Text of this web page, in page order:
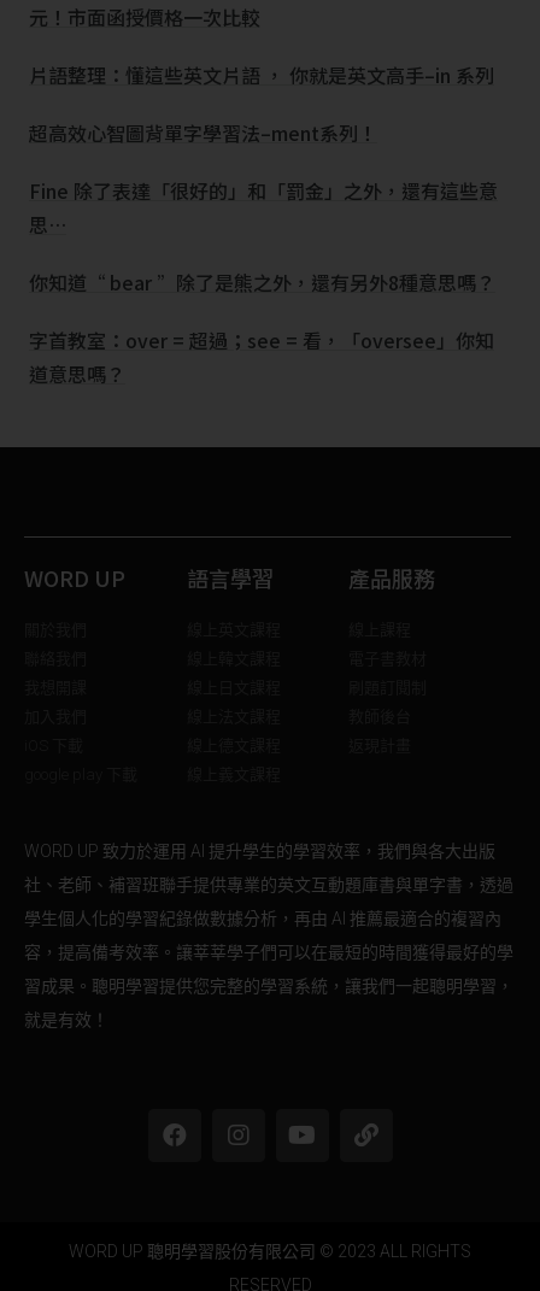
元！市面函授價格一次比較
片語整理：懂這些英文片語 ， 你就是英文高手–in 系列
超高效心智圖背單字學習法–ment系列！
Fine 除了表達「很好的」和「罰金」之外，還有這些意
思…
你知道“ bear ”除了是熊之外，還有另外8種意思嗎？
字首教室：over = 超過；see = 看，「oversee」你知
道意思嗎？
WORD UP 語言學習 產品服務
WORD UP 致力於運用 AI 提升學生的學習效率，我們與各大出版
社、老師、補習班聯手提供專業的英文互動題庫書與單字書，透過
學生個人化的學習紀錄做數據分析，再由 AI 推薦最適合的複習內
容，提高備考效率。讓莘莘學子們可以在最短的時間獲得最好的學
習成果。聰明學習提供您完整的學習系統，讓我們一起聰明學習，
就是有效！
WORD UP 聰明學習股份有限公司 © 2023 ALL RIGHTS
RESERVED​